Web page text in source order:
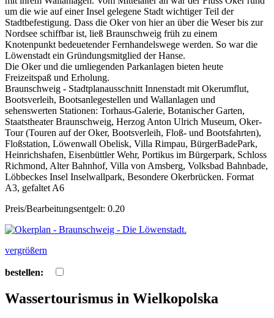
um die wie auf einer Insel gelegene Stadt wichtiger Teil der
Stadtbefestigung. Dass die Oker von hier an über die Weser bis zur
Nordsee schiffbar ist, ließ Braunschweig früh zu einem
Knotenpunkt bedeuetender Fernhandelswege werden. So war die
Löwenstadt ein Gründungsmitglied der Hanse.
Die Oker und die umliegenden Parkanlagen bieten heute
Freizeitspaß und Erholung.
Braunschweig - Stadtplanausschnitt Innenstadt mit Okerumflut,
Bootsverleih, Bootsanlegestellen und Wallanlagen und
sehenswerten Stationen: Torhaus-Galerie, Botanischer Garten,
Staatstheater Braunschweig, Herzog Anton Ulrich Museum, Oker-
Tour (Touren auf der Oker, Bootsverleih, Floß- und Bootsfahrten),
Floßstation, Löwenwall Obelisk, Villa Rimpau, BürgerBadePark,
Heinrichshafen, Eisenbüttler Wehr, Portikus im Bürgerpark, Schloss
Richmond, Alter Bahnhof, Villa von Amsberg, Volksbad Bahnbade,
Löbbeckes Insel Inselwallpark, Besondere Okerbrücken. Format
A3, gefaltet A6
Preis/Bearbeitungsentgelt: 0.20
vergrößern
bestellen:
Wassertourismus in Wielkopolska